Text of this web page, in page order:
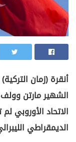
أنقرة (زمان
الشهير مارتن
الاتحاد الأوروبي
الديمقراطي